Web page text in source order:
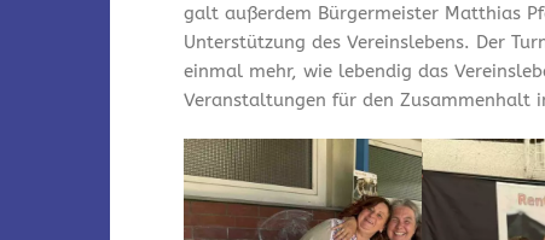
galt außerdem Bürgermeister Matthias
Unterstützung des Vereinslebens. Der
einmal mehr, wie lebendig das
Veranstaltungen für den Zusammenhalt